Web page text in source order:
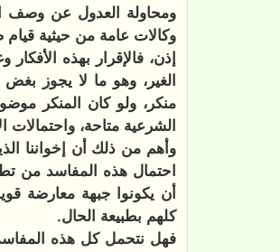
ومحاولة العدول عن وصف
وكالات عامة من حيثية قيام
إذن، فالإقرار بهذه
الغير، وهو ما لا يجوز
منكر، ولو كان المنكر
الشرعية متاحة، واحتمالات
وأهم من ذلك أن إخواننا
احتمال هذه المفاسد من
كلهم بطبيعة الحال.
فهل نتحمل كل هذه